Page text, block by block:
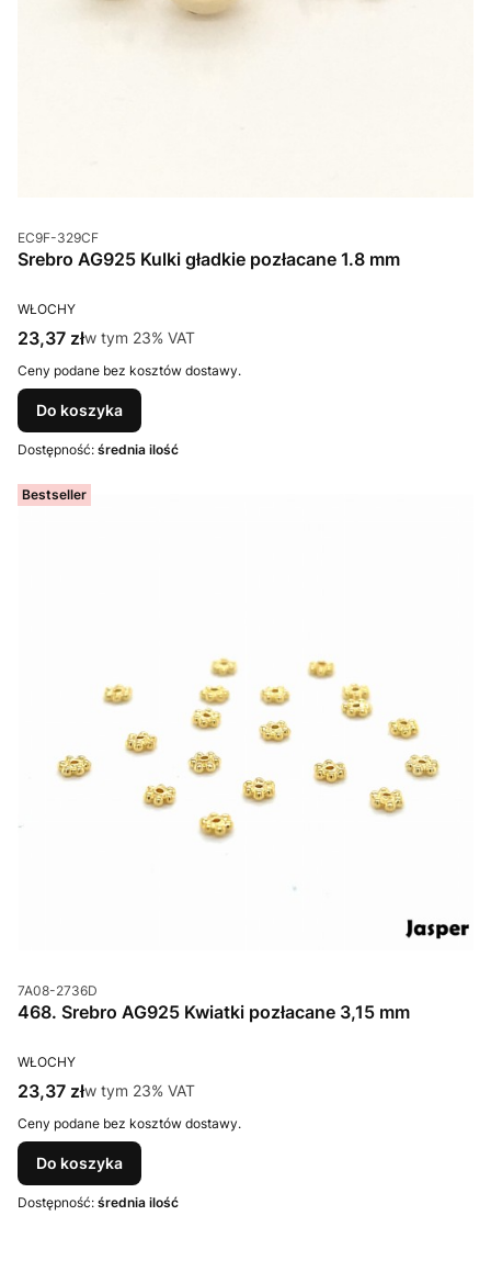
Kod produktu
EC9F-329CF
Srebro AG925 Kulki gładkie pozłacane 1.8 mm
PRODUCENT
WŁOCHY
Cena brutto
23,37 złw tym %s VAT
w tym 23% VAT
Ceny podane bez kosztów dostawy.
Do koszyka
Dostępność: średnia ilość
Bestseller
Kod produktu
7A08-2736D
468. Srebro AG925 Kwiatki pozłacane 3,15 mm
PRODUCENT
WŁOCHY
Cena brutto
23,37 złw tym %s VAT
w tym 23% VAT
Ceny podane bez kosztów dostawy.
Do koszyka
Dostępność: średnia ilość